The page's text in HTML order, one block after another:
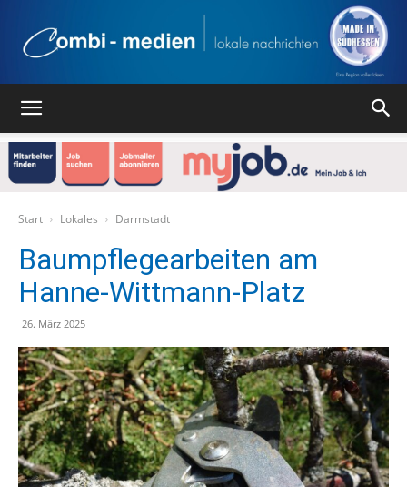
Verlag
Start Lokales Darmstadt
Baumpflegearbeiten am
Hanne-Wittmann-Platz
26. März 2025